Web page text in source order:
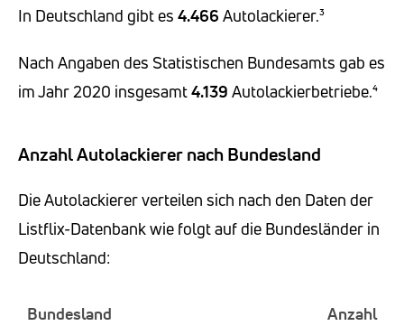
In Deutschland gibt es 4.466 Autolackierer.³
Nach Angaben des Statistischen Bundesamts gab es
im Jahr 2020 insgesamt4.139 Autolackierbetriebe.⁴
Anzahl Autolackierer nach Bundesland
Die Autolackierer verteilen sich nach den Daten der
Listflix-Datenbank wie folgt auf die Bundesländer in
Deutschland:
Bundesland Anzahl